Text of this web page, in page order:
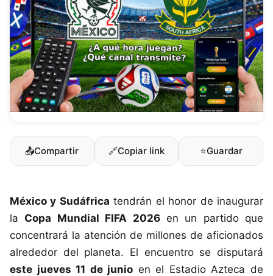
📤Compartir 🔗Copiar link ⭐Guardar
México y Sudáfrica tendrán el honor de inaugurar
la Copa Mundial FIFA 2026en un partido que
concentrará la atención de millones de aficionados
alrededor del planeta. El encuentro se disputará
este jueves 11 de junio en el Estadio Azteca de